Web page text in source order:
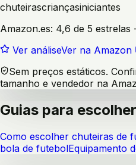
chuteirascriançasiniciantes
Amazon.es: 4,6 de 5 estrelas
Ver análiseVer na Amazon
Sem preços estáticos.
tamanho e vendedor na
Guias para
Como escolher chuteiras de
bola de futebolEquipamento